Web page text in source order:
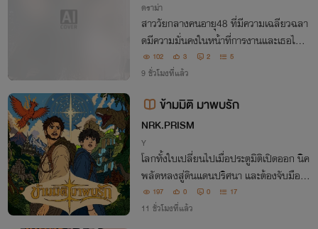
ดราม่า
สาววัยกลางคนอายุ48 ที่มีความเฉลียวฉลา
ดมีความมั่นคงในหน้าที่การงานและเธอไม่ต้
องการที่จะมีแฟนเพราะเธอคิดว่าแฟนคือภาร
ะแต่เธอก็ต้องมาเจอเหตุการณ์ที่ไม่คาดคิด ที่
102 3 2 5
9 ชั่วโมงที่แล้ว
ข้ามมิติ มาพบรัก
NRK.PRISM
Y
โลกทั้งใบเปลี่ยนไปเมื่อประตูมิติเปิดออก นิค
พลัดหลงสู่ดินแดนปริศนา และต้องจับมือกั
บคนที่ไม่อยากร่วมทางที่สุด ความสัมพันธ์ที่
เริ่มต้นด้วยความเกลียดชัง จะค่อยๆเปลี่ยนเ
197 0 0 17
11 ชั่วโมงที่แล้ว